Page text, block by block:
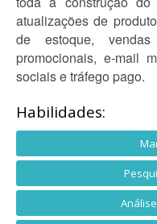
atualizações de
de estoque,
promocionais, e-mail
sociais e tráfego pago.
Habilidades: